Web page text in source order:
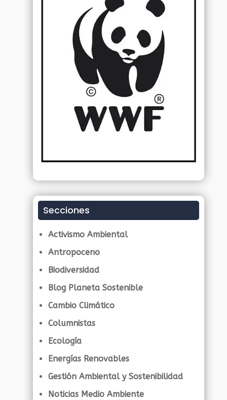
Secciones
Activismo Ambiental
Antropoceno
Biodiversidad
Blog Planeta Sostenible
Cambio Climático
Columnistas
Ecología
Energías Renovables
Gestión Ambiental y Sostenibilidad
Noticias Medio Ambiente